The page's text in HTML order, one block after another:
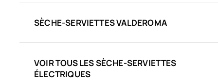
SÈCHE-SERVIETTES VALDEROMA
VOIR TOUS LES SÈCHE-SERVIETTES
ÉLECTRIQUES